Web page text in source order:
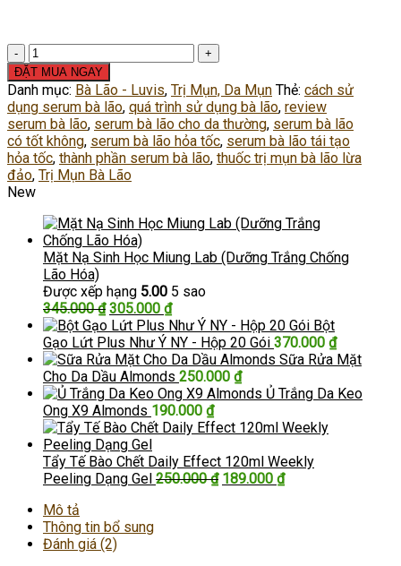
Serum
Trị
Mụn
Bà
Lão
Tái
Tạo
Hỏa
Tốc
(Dành
Cho
Da
Thường)
số
lượng
ĐẶT MUA NGAY
Danh mục: Bà Lão - Luvis, Trị Mụn, Da Mụn Thẻ: cách sử
dụng serum bà lão, quá trình sử dụng bà lão, review
serum bà lão, serum bà lão cho da thường, serum bà lão
có tốt không, serum bà lão hỏa tốc, serum bà lão tái tạo
hỏa tốc, thành phần serum bà lão, thuốc trị mụn bà lão lừa
đảo, Trị Mụn Bà Lão
New
Mặt Nạ Sinh Học Miung Lab (Dưỡng Trắng Chống
Lão Hóa)
Được xếp hạng 5.00 5 sao
345.000₫ Giá
gốc
là:
345.000 ₫.
305.000 ₫Giá
hiện
tại
là:
305.000 ₫.
Bột
Gạo Lứt Plus Như Ý NY - Hộp 20 Gói 370.000 ₫
Sữa Rửa Mặt
Cho Da Dầu Almonds 250.000 ₫
Ủ Trắng Da Keo
Ong X9 Almonds 190.000 ₫
Tẩy Tế Bào Chết Daily Effect 120ml Weekly
Peeling Dạng Gel 250.000₫ Giá
189.000 ₫Giá
Mô tả
Thông tin bổ sung
Đánh giá (2)